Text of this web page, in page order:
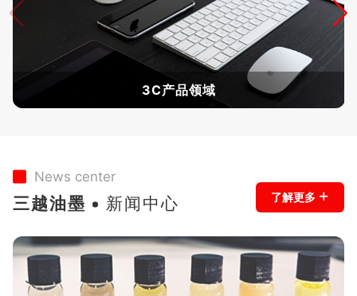
3C产品领域
News center
三越油墨 新闻中心 了解更多 +